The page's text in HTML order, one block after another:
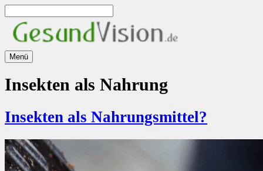
Inhalt
springen
Menü
Insekten als Nahrung
Insekten als Nahrungsmittel?